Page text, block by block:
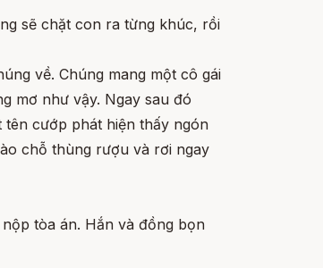
sẽ chặt con ra từng khúc, rồi
về. Chúng mang một cô gái
mơ như vậy. Ngay sau đó
cướp phát hiện thấy ngón
chỗ thùng rượu và rơi ngay
tòa án. Hắn và đồng bọn